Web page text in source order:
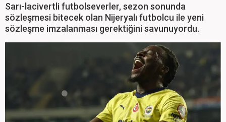
Sarı-lacivertli futbolseverler, sezon sonunda
sözleşmesi bitecek olan Nijeryalı futbolcu ile yeni
sözleşme imzalanması gerektiğini savunuyordu.